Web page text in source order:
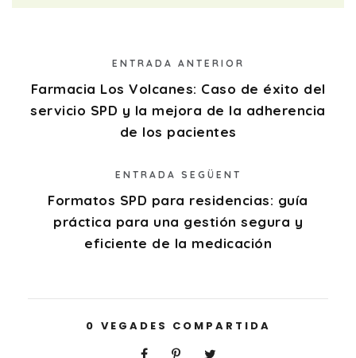
ENTRADA ANTERIOR
Farmacia Los Volcanes: Caso de éxito del
servicio SPD y la mejora de la adherencia
de los pacientes
ENTRADA SEGÜENT
Formatos SPD para residencias: guía
práctica para una gestión segura y
eficiente de la medicación
0 VEGADES COMPARTIDA